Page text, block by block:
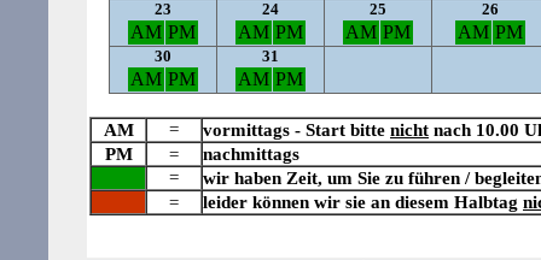
AM = vormittags - Start bitte nicht nach 10.00
PM
=
nachmittags
=
wir haben Zeit, um Sie zu führen /
=
leider können wir sie an diesem Halbtag